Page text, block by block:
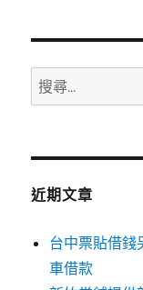
搜
尋
鍵
近期文章
台中票貼借錢
車借款